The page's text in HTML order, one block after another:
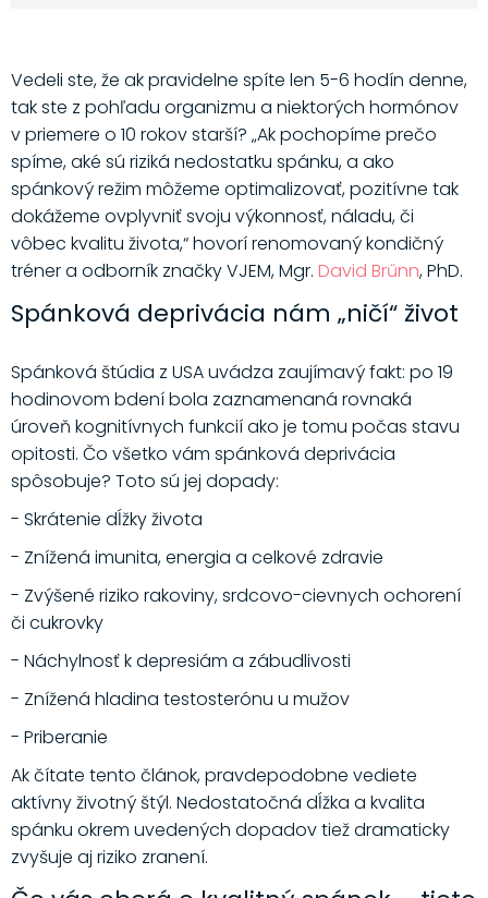
Vedeli ste, že ak pravidelne spíte len 5-6 hodín denne,
tak ste z pohľadu organizmu a niektorých hormónov
v priemere o 10 rokov starší? „Ak pochopíme prečo
spíme, aké sú riziká nedostatku spánku, a ako
spánkový režim môžeme optimalizovať, pozitívne tak
dokážeme ovplyvniť svoju výkonnosť, náladu, či
vôbec kvalitu života,“ hovorí renomovaný kondičný
tréner a odborník značky VJEM, Mgr. David Brűnn, PhD.
Spánková deprivácia nám „ničí“ život
Spánková štúdia z USA uvádza zaujímavý fakt: po 19
hodinovom bdení bola zaznamenaná rovnaká
úroveň kognitívnych funkcií ako je tomu počas stavu
opitosti. Čo všetko vám spánková deprivácia
spôsobuje? Toto sú jej dopady:
- Skrátenie dĺžky života
- Znížená imunita, energia a celkové zdravie
- Zvýšené riziko rakoviny, srdcovo-cievnych ochorení
či cukrovky
- Náchylnosť k depresiám a zábudlivosti
- Znížená hladina testosterónu u mužov
- Priberanie
Ak čítate tento článok, pravdepodobne vediete
aktívny životný štýl. Nedostatočná dĺžka a kvalita
spánku okrem uvedených dopadov tiež dramaticky
zvyšuje aj riziko zranení.